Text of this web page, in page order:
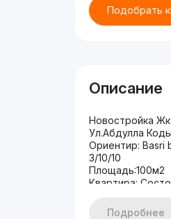
Подобрать
Описание
Новостройка
Ул.Абдулла
Ориентир: Basri
3/10/10
Площадь:100м2
Квартира:
Подробнее